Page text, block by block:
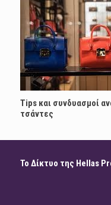
Tips και συνδυασμοί
τσάντες
Το Δίκτυο της Hellas